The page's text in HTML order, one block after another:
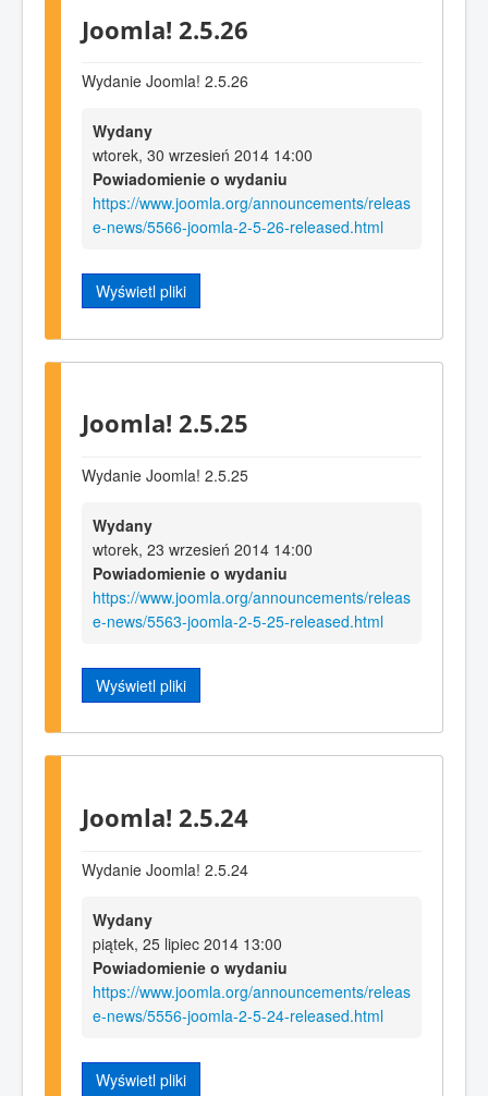
Joomla! 2.5.26
Wydanie Joomla! 2.5.26
Wydany
wtorek, 30 wrzesień 2014 14:00
Powiadomienie o wydaniu
https://www.joomla.org/announcements/releas
e-news/5566-joomla-2-5-26-released.html
Wyświetl pliki
Joomla! 2.5.25
Wydanie Joomla! 2.5.25
Wydany
wtorek, 23 wrzesień 2014 14:00
Powiadomienie o wydaniu
https://www.joomla.org/announcements/releas
e-news/5563-joomla-2-5-25-released.html
Wyświetl pliki
Joomla! 2.5.24
Wydanie Joomla! 2.5.24
Wydany
piątek, 25 lipiec 2014 13:00
Powiadomienie o wydaniu
https://www.joomla.org/announcements/releas
e-news/5556-joomla-2-5-24-released.html
Wyświetl pliki